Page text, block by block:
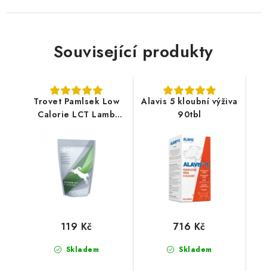
Související produkty
Trovet Pamlsek Low
Calorie LCT Lamb
Skladem
119 Kč
Alavis 5 kloubní výživa
90tbl
Skladem
716 Kč